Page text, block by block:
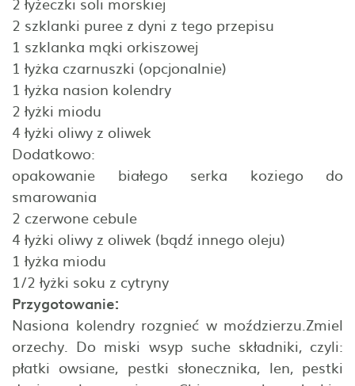
2 szklanki puree z dyni z tego przepisu
1 szklanka mąki orkiszowej
1 łyżka czarnuszki (opcjonalnie)
1 łyżka nasion kolendry
2 łyżki miodu
4 łyżki oliwy z oliwek
Dodatkowo:
opakowanie białego serka koziego do
smarowania
2 czerwone cebule
4 łyżki oliwy z oliwek (bądź innego oleju)
1 łyżka miodu
1/2 łyżki soku z cytryny
Przygotowanie:
Nasiona kolendry rozgnieć w moździerzu.Zmiel
orzechy. Do miski wsyp suche składniki, czyli:
płatki owsiane, pestki słonecznika, len, pestki